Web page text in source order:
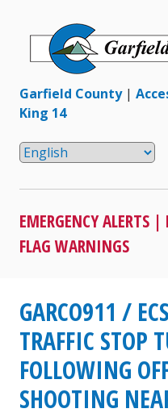
Garfield County|
King 14
EMERGENCY ALERTS |
FLAG WARNINGS
GARCO911 /
TRAFFIC STOP
FOLLOWING
SHOOTING